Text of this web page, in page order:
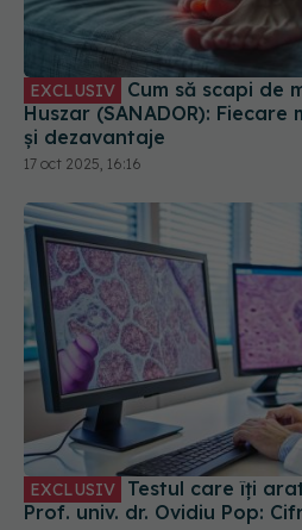
Huszar (SANADOR):
și dezavantaje
17 oct 2025, 16:16
EXCLUSIV Testul care îți arată dacă faci cancer.
Prof. univ. dr. Ovidiu Pop:
13 iun 2025, 14:46